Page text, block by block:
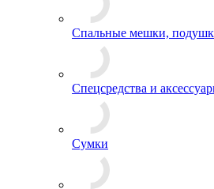
Спальные мешки,
Спецсредства и
Сумки